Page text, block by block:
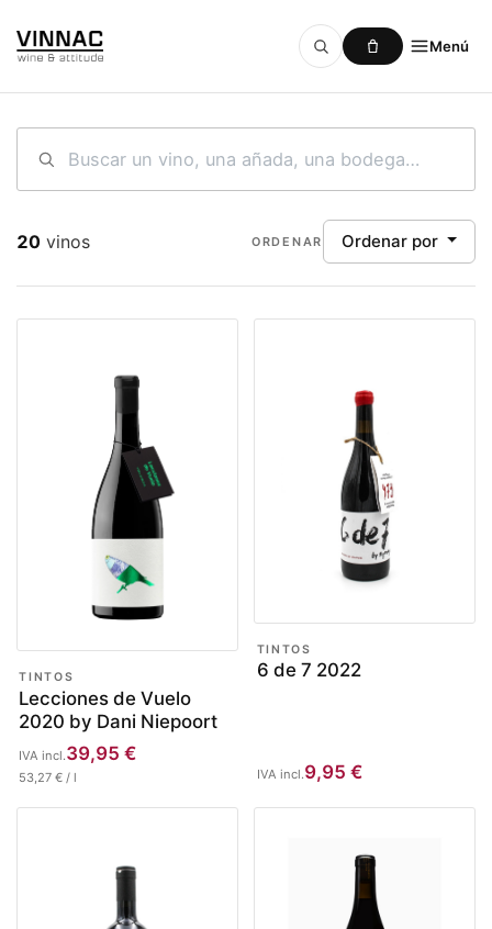
Menú
20 vinos ORDENAR Ordenar por
TINTOS
Lecciones de Vuelo
2020 by Dani Niepoort
39,95 €
IVA incl.
53,27 € / l
TINTOS
6 de 7 2022
9,95 €
IVA incl.